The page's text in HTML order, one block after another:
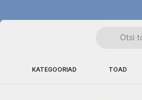
KATEGOORIAD TOAD